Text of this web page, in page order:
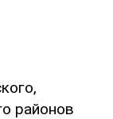
районов